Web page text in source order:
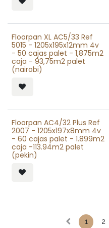
Floorpan XL AC5/33 Ref
5015 - 1205x195x12mm 4v
- 50 cajas palet - 1,875m2
caja - 93,75m2 palet
(nairobi)
Floorpan AC4/32 Plus Ref
2007 - 1205x197x8mm 4v
- 60 cajas palet - 1.899m2
caja -113.94m2 palet
(pekin)
1 2